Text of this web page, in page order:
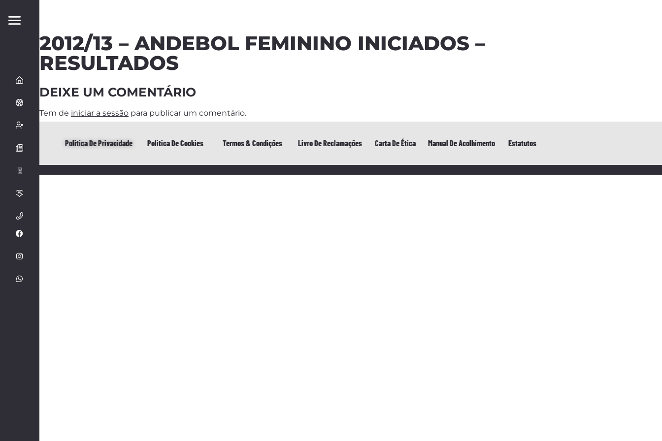
2012/13 – ANDEBOL FEMININO INICIADOS –
RESULTADOS
DEIXE UM COMENTÁRIO
Tem de iniciar a sessão para publicar um comentário.
Politica De Privacidade Politica De Cookies Termos & Condições Livro De Reclamações Carta De Ética Manual De Acolhimento Estatutos